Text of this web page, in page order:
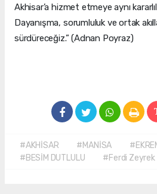
Akhisar’a hizmet etmeye aynı
Dayanışma, sorumluluk ve ortak
sürdüreceğiz.” (Adnan Poyraz)
#AKHİSAR #MANİSA
#BESİM DUTLULU
#Ferdi Zeyrek